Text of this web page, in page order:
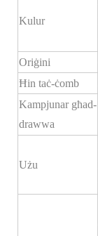
Kulur
Oriġini
Ħin taċ-ċomb
Kampjunar għad-
drawwa
Użu